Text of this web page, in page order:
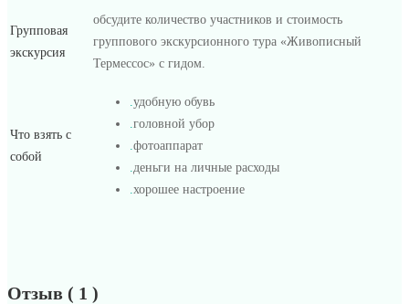
Групповая
экскурсия
обсудите количество участников и стоимость
группового экскурсионного тура «Живописный
Термессос» с гидом.
Что взять с
собой
.удобную обувь
.головной убор
.фотоаппарат
.деньги на личные расходы
.хорошее настроение
Отзыв ( 1 )